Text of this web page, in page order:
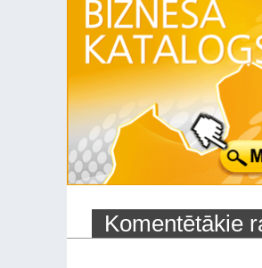
Komentētākie